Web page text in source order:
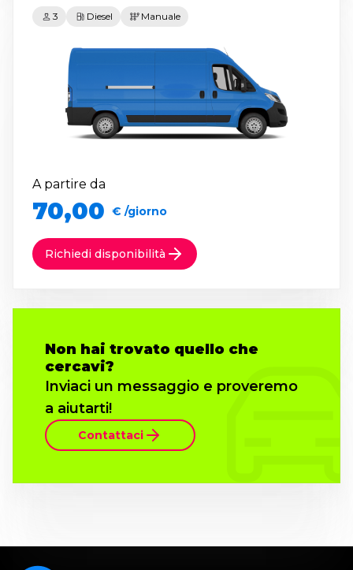
3 Diesel Manuale
A partire da
70,00 € /giorno
Richiedi disponibilità
Non hai trovato quello che
cercavi?
Inviaci un messaggio e proveremo
a aiutarti!
Contattaci